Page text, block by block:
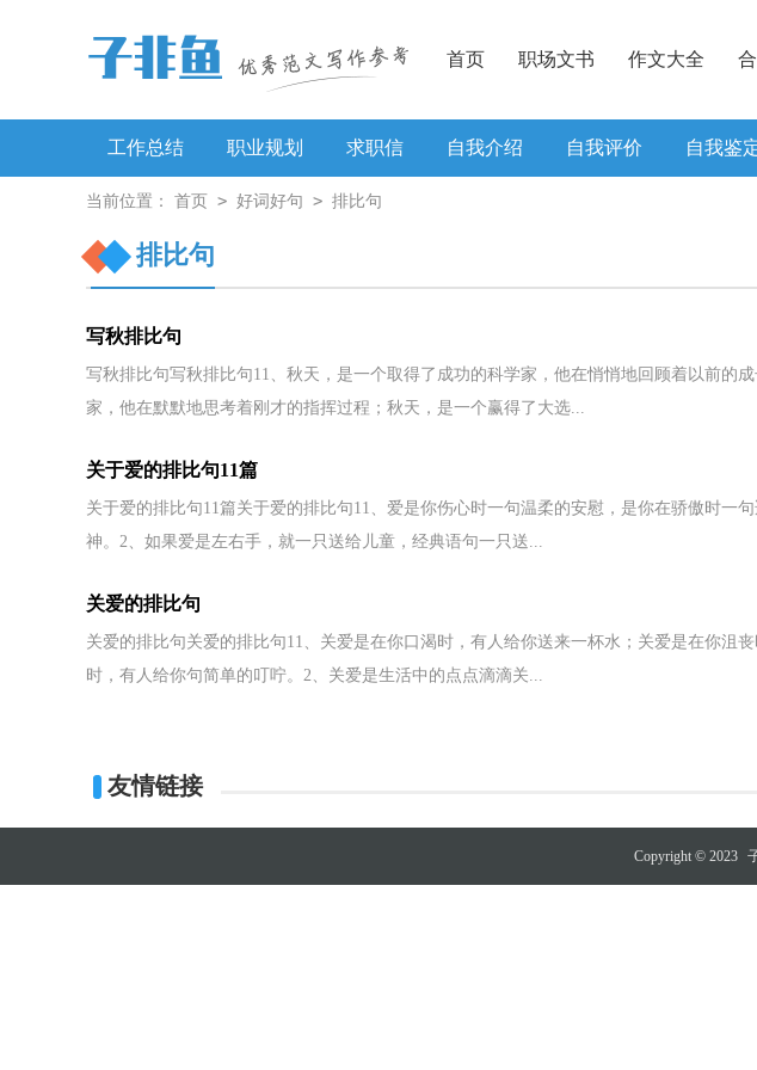
首页 职场文书 作文大全
工作总结 职业规划 求职信 自我介绍 自我评价 自我鉴
工作方案
当前位置： 首页 > 好词好句 > 排比句
排比句
写秋排比句
写秋排比句写秋排比句11、秋天，是一个取得了成功的科学家，他在悄悄地回顾着以前的
家，他在默默地思考着刚才的指挥过程；秋天，是一个赢得了大选...
关于爱的排比句11篇
关于爱的排比句11篇关于爱的排比句11、爱是你伤心时一句温柔的安慰，是你在骄傲时一
神。2、如果爱是左右手，就一只送给儿童，经典语句一只送...
关爱的排比句
关爱的排比句关爱的排比句11、关爱是在你口渴时，有人给你送来一杯水；关爱是在你沮
时，有人给你句简单的叮咛。2、关爱是生活中的点点滴滴关...
友情链接
Copyright © 2023